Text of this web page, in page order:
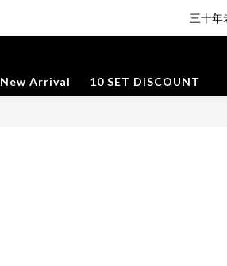
新品
三十年
**7/
新品
New Arrival 10 SET DISCOUNT